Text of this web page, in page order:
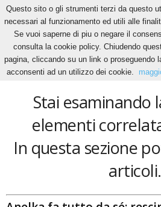
Home Tags Anelka
Anelka
Stai esaminando
elementi
In questa sezione
articoli.
Questo sito o gli strumenti terzi da questo
necessari al funzionamento ed utili alle
Se vuoi saperne di piu o negare il
consulta la cookie policy. Chiudendo
pagina, cliccando su un link o proseguendo
acconsenti ad un utilizzo dei cookie.